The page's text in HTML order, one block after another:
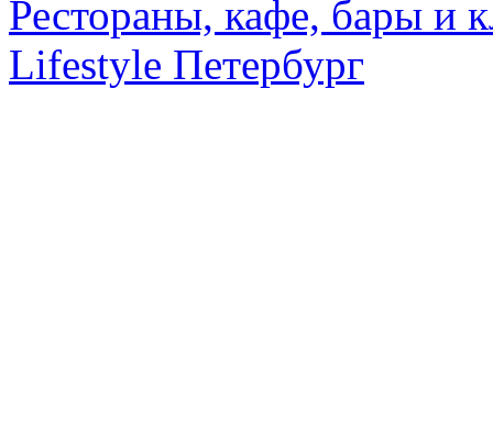
Рестораны, кафе, бары и
Lifestyle Петербург